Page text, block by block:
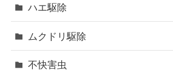
ハエ駆除
ムクドリ駆除
不快害虫